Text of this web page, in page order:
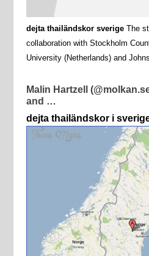
dejta thailändskor sverigeThe
collaboration with Stockholm
University (Netherlands) and
Malin Hartzell
and …
dejta thailändskor i